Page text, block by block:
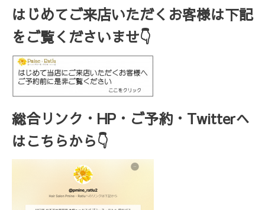
はじめてご来店いただくお客様は下記
をご覧くださいませ👇
総合リンク・HP・ご予約・Twitterへ
はこちらから👇